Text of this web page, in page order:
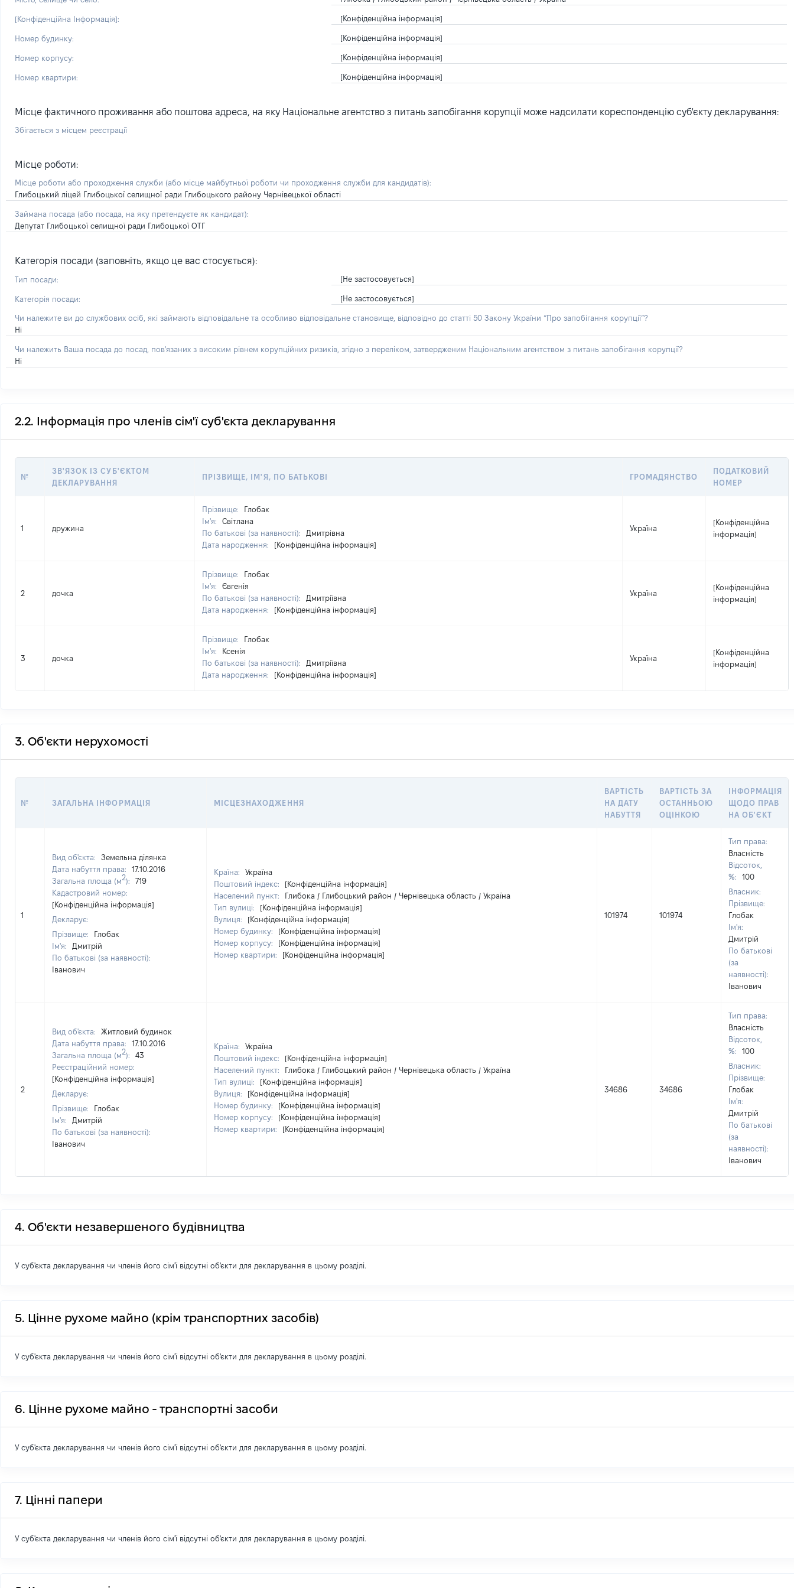
[Конфіденційна Інформація]: [Конфіденційна інформація]
Номер будинку: [Конфіденційна інформація]
Номер корпусу: [Конфіденційна інформація]
Номер квартири: [Конфіденційна інформація]
Місце фактичного проживання або поштова адреса, на яку Національне агентство з питань запобігання корупції може надсилати кореспонденцію суб'єкту декларування:
Збігається з місцем реєстрації
Місце роботи:
Місце роботи або проходження служби (або місце майбутньої роботи чи проходження служби для кандидатів):
Глибоцький ліцей Глибоцької селищної ради Глибоцького району Чернівецької області
Займана посада (або посада, на яку претендуєте як кандидат):
Депутат Глибоцької селищної ради Глибоцької ОТГ
Категорія посади (заповніть, якщо це вас стосується):
Тип посади: [Не застосовується]
Категорія посади: [Не застосовується]
Чи належите ви до службових осіб, які займають відповідальне та особливо відповідальне становище, відповідно до статті 50 Закону України “Про запобігання корупції”?
Ні
Чи належить Ваша посада до посад, пов'язаних з високим рівнем корупційних ризиків, згідно з переліком, затвердженим Національним агентством з питань запобігання корупції?
Ні
2.2. Інформація про членів сім'ї суб'єкта декларування
№
ЗВ'ЯЗОК ІЗ СУБ'ЄКТОМ
ДЕКЛАРУВАННЯ
ПРІЗВИЩЕ, ІМ'Я, ПО БАТЬКОВІ ГРОМАДЯНСТВО
ПОДАТКОВИЙ
НОМЕР
1 дружина
Прізвище:
Глобак
Ім'я:
Світлана
По батькові (за наявності):
Дмитрівна
Дата народження:
[Конфіденційна інформація]
Україна
[Конфіденційна
інформація]
2 дочка
Прізвище:
Глобак
Ім'я:
Євгенія
По батькові (за наявності):
Дмитріївна
Дата народження:
[Конфіденційна інформація]
Україна
[Конфіденційна
інформація]
3 дочка
Прізвище:
Глобак
Ім'я:
Ксенія
По батькові (за наявності):
Дмитріївна
Дата народження:
[Конфіденційна інформація]
Україна
[Конфіденційна
інформація]
3. Об'єкти нерухомості
№ ЗАГАЛЬНА ІНФОРМАЦІЯ МІСЦЕЗНАХОДЖЕННЯ
ВАРТІСТЬ
НА ДАТУ
НАБУТТЯ
ВАРТІСТЬ ЗА
ОСТАННЬОЮ
ОЦІНКОЮ
ІНФОРМАЦІЯ
ЩОДО ПРАВ
НА ОБ'ЄКТ
1
Вид об'єкта:
Земельна ділянка
Дата набуття права:
17.10.2016
Загальна площа (м2):
719
Кадастровий номер:
[Конфіденційна інформація]
Декларує:
Прізвище:
Глобак
Ім'я:
Дмитрій
По батькові (за наявності):
Іванович
Країна:
Україна
Поштовий індекс:
[Конфіденційна інформація]
Населений пункт:
Глибока / Глибоцький район / Чернівецька область / Україна
Тип вулиці:
[Конфіденційна інформація]
Вулиця:
[Конфіденційна інформація]
Номер будинку:
[Конфіденційна інформація]
Номер корпусу:
[Конфіденційна інформація]
Номер квартири:
[Конфіденційна інформація]
101974 101974
Тип права:
Власність
Відсоток,
%:
100
Власник:
Прізвище:
Глобак
Ім'я:
Дмитрій
По батькові
(за
наявності):
Іванович
2
Вид об'єкта:
Житловий будинок
Дата набуття права:
17.10.2016
Загальна площа (м2):
43
Реєстраційний номер:
[Конфіденційна інформація]
Декларує:
Прізвище:
Глобак
Ім'я:
Дмитрій
По батькові (за наявності):
Іванович
Країна:
Україна
Поштовий індекс:
[Конфіденційна інформація]
Населений пункт:
Глибока / Глибоцький район / Чернівецька область / Україна
Тип вулиці:
[Конфіденційна інформація]
Вулиця:
[Конфіденційна інформація]
Номер будинку:
[Конфіденційна інформація]
Номер корпусу:
[Конфіденційна інформація]
Номер квартири:
[Конфіденційна інформація]
34686 34686
Тип права:
Власність
Відсоток,
%:
100
Власник:
Прізвище:
Глобак
Ім'я:
Дмитрій
По батькові
(за
наявності):
Іванович
4. Об'єкти незавершеного будівництва
У суб'єкта декларування чи членів його сім'ї відсутні об'єкти для декларування в цьому розділі.
5. Цінне рухоме майно (крім транспортних засобів)
У суб'єкта декларування чи членів його сім'ї відсутні об'єкти для декларування в цьому розділі.
6. Цінне рухоме майно - транспортні засоби
У суб'єкта декларування чи членів його сім'ї відсутні об'єкти для декларування в цьому розділі.
7. Цінні папери
У суб'єкта декларування чи членів його сім'ї відсутні об'єкти для декларування в цьому розділі.